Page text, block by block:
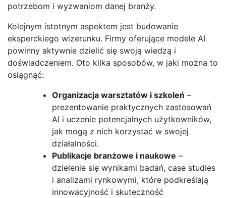
potrzebom i wyzwaniom danej branży.
Kolejnym istotnym aspektem jest budowanie
eksperckiego wizerunku. Firmy oferujące modele AI
powinny aktywnie dzielić się swoją wiedzą i
doświadczeniem. Oto kilka sposobów, w jaki można to
osiągnąć:
Organizacja warsztatów i szkoleń –
prezentowanie praktycznych zastosowań
AI i uczenie potencjalnych użytkowników,
jak mogą z nich korzystać w swojej
działalności.
Publikacje branżowe i naukowe –
dzielenie się wynikami badań, case studies
i analizami rynkowymi, które podkreślają
innowacyjność i skuteczność